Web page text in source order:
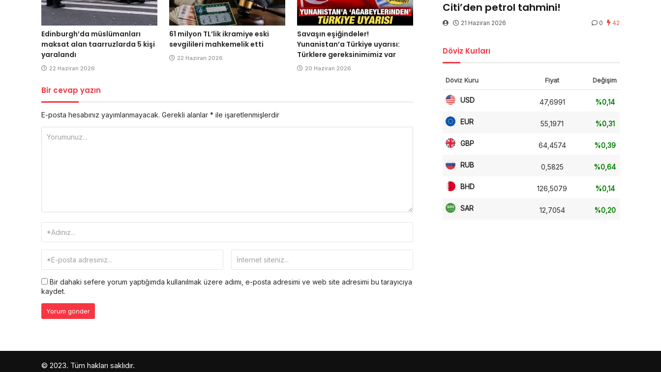
Edinburgh’da müslümanları
maksat alan taarruzlarda 5 kişi
yaralandı
22 Haziran 2026
61 milyon TL’lik ikramiye eski
sevgilileri mahkemelik etti
22 Haziran 2026
Savaşın eşiğindeler!
Yunanistan’a Türkiye uyarısı:
Türklere gereksinimimiz var
20 Haziran 2026
Bir cevap yazın
E-posta hesabınız yayımlanmayacak. Gerekli alanlar * ile işaretlenmişlerdir
Bir dahaki sefere yorum yaptığımda kullanılmak üzere adımı, e-posta adresimi ve web site adresimi bu tarayıcıya
kaydet.
Citi’den petrol tahmini!
21 Haziran 2026 0 42
Döviz Kurları
Döviz Kuru Fiyat Değişim
USD 47,6991 %0,14
EUR 55,1971 %0,31
GBP 64,4574 %0,39
RUB 0,5825 %0,64
BHD 126,5079 %0,14
SAR 12,7054 %0,20
© 2023. Tüm hakları saklıdır.